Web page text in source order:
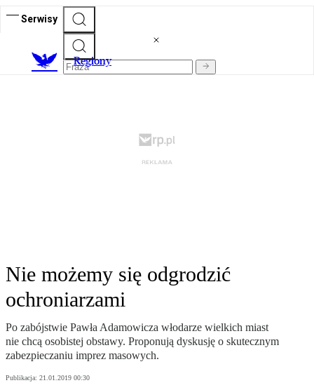
Serwisy
Regiony
Nie możemy się odgrodzić
ochroniarzami
Po zabójstwie Pawła Adamowicza włodarze wielkich miast
nie chcą osobistej obstawy. Proponują dyskusję o skutecznym
zabezpieczaniu imprez masowych.
Publikacja: 21.01.2019 00:30